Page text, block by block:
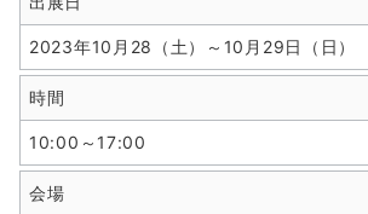
2023年10月28（土）～10月29日（日）
時間
10:00～17:00
会場